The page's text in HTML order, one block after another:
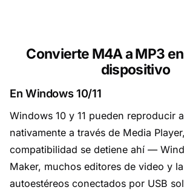
Convierte M4A a MP3
dispositivo
En Windows 10/11
Windows 10 y 11 pueden reproducir
nativamente a través de Media
compatibilidad se detiene ahí —
Maker, muchos editores de video y
autoestéreos conectados por USB